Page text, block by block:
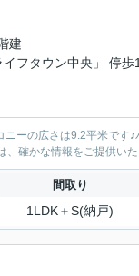
建
イフタウン中央」 停歩
ーの広さは9.2平米です
、確かな情報をご提供い
間取り
1LDK＋S(納戸)